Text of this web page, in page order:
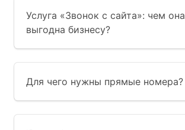
Услуга «Звонок с сайта»: чем она
выгодна бизнесу?
Для чего нужны прямые номера?